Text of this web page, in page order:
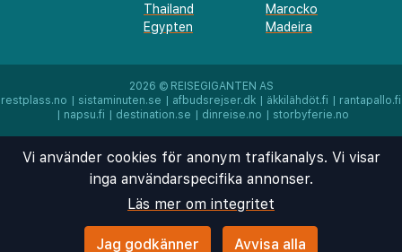
Thailand
Marocko
Egypten
Madeira
2026 © REISEGIGANTEN AS
restplass.no | sistaminuten.se | afbudsrejser.dk | äkkilähdöt.fi | rantapallo.fi
| napsu.fi | destination.se | dinreise.no | storbyferie.no
Vi använder cookies för anonym trafikanalys. Vi visar
inga användarspecifika annonser.
Läs mer om integritet
Jag godkänner Avvisa alla